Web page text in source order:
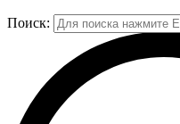
Поиск: